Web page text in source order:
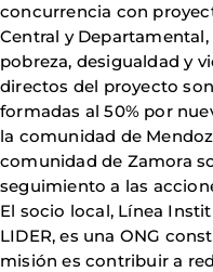
concurrencia con
Central y
pobreza, desigualdad y
directos del proyecto
formadas al 50% por
la comunidad de
comunidad de Zamora
seguimiento a las
El socio local, Línea
LIDER, es una ONG
misión es contribuir a